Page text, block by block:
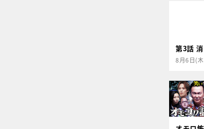
第3話
8月6日(